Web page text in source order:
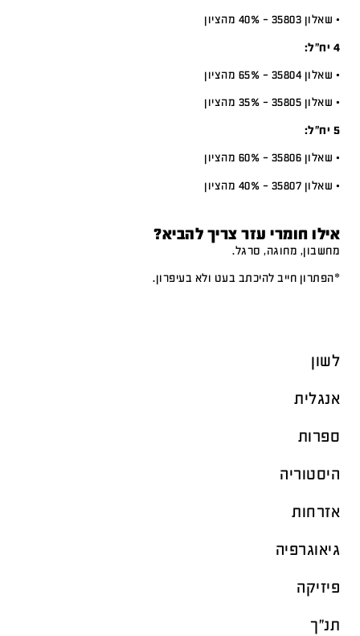
• שאלון 35803 – 40% מהציון
4 יח”ל:
• שאלון 35804 – 65% מהציון
• שאלון 35805 – 35% מהציון
5 יח”ל:
• שאלון 35806 – 60% מהציון
• שאלון 35807 – 40% מהציון
אילו חומרי עזר צריך להביא?
מחשבון, מחוגה, סרגל.
*הפתרון חייב להיכתב בעט ולא בעיפרון.
לשון
אנגלית
ספרות
היסטוריה
אזרחות
גיאוגרפיה
פיזיקה
תנ"ך